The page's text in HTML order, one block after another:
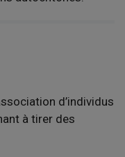
d’individus
à tirer des